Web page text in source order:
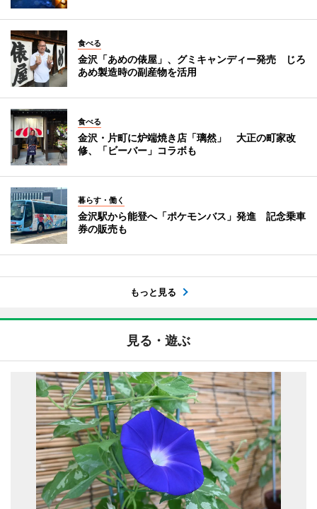
食べる
金沢「あめの俵屋」、グミキャンディー発売 じろ
あめ製造時の副産物を活用
食べる
金沢・片町に炉端焼き店「璃然」 大正の町家改
修、「ビーバー」コラボも
暮らす・働く
金沢駅から能登へ「ポケモンバス」発進 記念乗車
券の販売も
もっと見る
見る・遊ぶ